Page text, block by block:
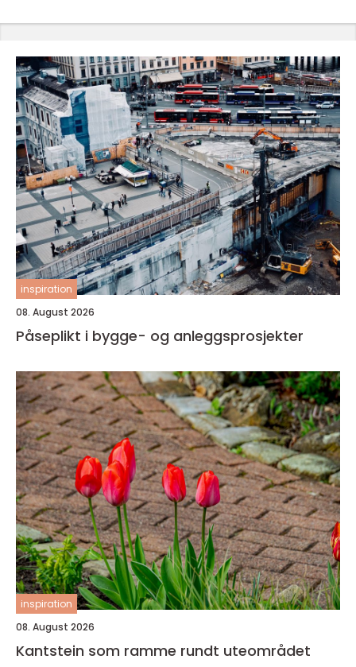
inspiration
08. August 2026
Påseplikt i bygge- og anleggsprosjekter
inspiration
08. August 2026
Kantstein som ramme rundt uteområdet